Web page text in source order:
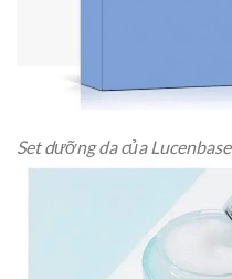
Set dưỡng da của Lucenbase